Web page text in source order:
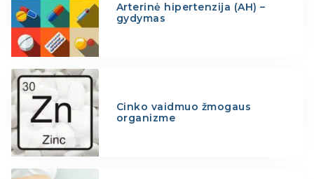
Arterinė hipertenzija (AH) –
gydymas
Cinko vaidmuo žmogaus
organizme